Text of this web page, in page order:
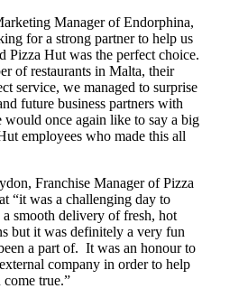
Manager of Endorphina,
for a strong partner to help us
Pizza Hut was the perfect choice.
of restaurants in Malta, their
service, we managed to surprise
future business partners with
would once again like to say a big
employees who made this all
Franchise Manager of Pizza
“it was a challenging day to
a smooth delivery of fresh, hot
but it was definitely a very fun
a part of. It was an honour to
company in order to help
true.”